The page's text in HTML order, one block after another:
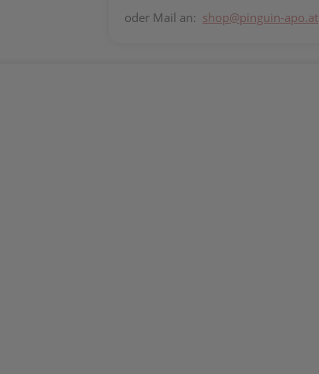
oder Mail an: shop@pinguin-apo.at